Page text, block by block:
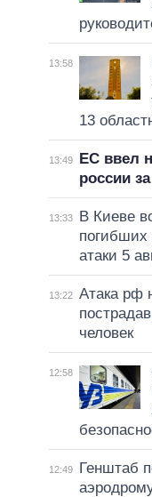
13:58
13
13:49
ЕС ввел
россии
13:33
В Киеве
погибших
атаки 5
13:22 Атака рф
человек
12:58
12:49
Генштаб